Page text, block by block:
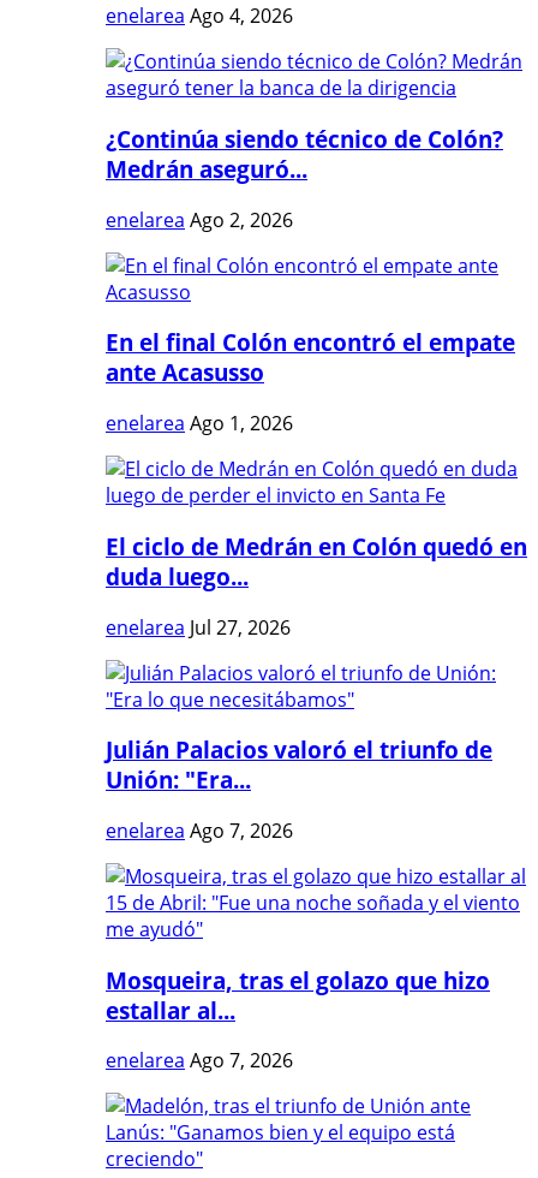
enelarea Ago 4, 2026
¿Continúa siendo técnico de Colón?
Medrán aseguró...
enelarea Ago 2, 2026
En el final Colón encontró el empate
ante Acasusso
enelarea Ago 1, 2026
El ciclo de Medrán en Colón quedó en
duda luego...
enelarea Jul 27, 2026
Julián Palacios valoró el triunfo de
Unión: "Era...
enelarea Ago 7, 2026
Mosqueira, tras el golazo que hizo
estallar al...
enelarea Ago 7, 2026